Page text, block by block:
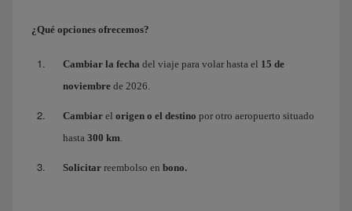
¿Qué opciones ofrecemos?
Cambiar la fecha del viaje para volar hasta el 15 de
noviembre de 2026.
Cambiar el origen o el destino por otro aeropuerto situado
hasta 300 km.
Solicitar reembolso en bono.